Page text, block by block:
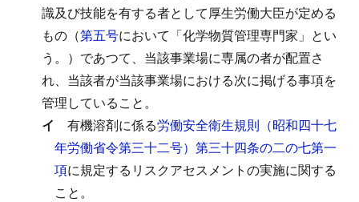
識及び技能を有する者として厚生労働大臣が定める
もの（第五号において「化学物質管理専門家」とい
う。）であつて、当該事業場に専属の者が配置さ
れ、当該者が当該事業場における次に掲げる事項を
管理していること。
イ
有機溶剤に係る労働安全衛生規則（昭和四十七
年労働省令第三十二号）第三十四条の二の七第一
項に規定するリスクアセスメントの実施に関する
こと。